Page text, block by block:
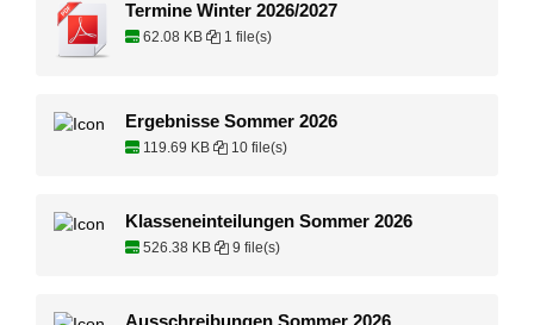
Termine Winter 2026/2027
62.08 KB 1 file(s)
Ergebnisse Sommer 2026
119.69 KB 10 file(s)
Klasseneinteilungen Sommer 2026
526.38 KB 9 file(s)